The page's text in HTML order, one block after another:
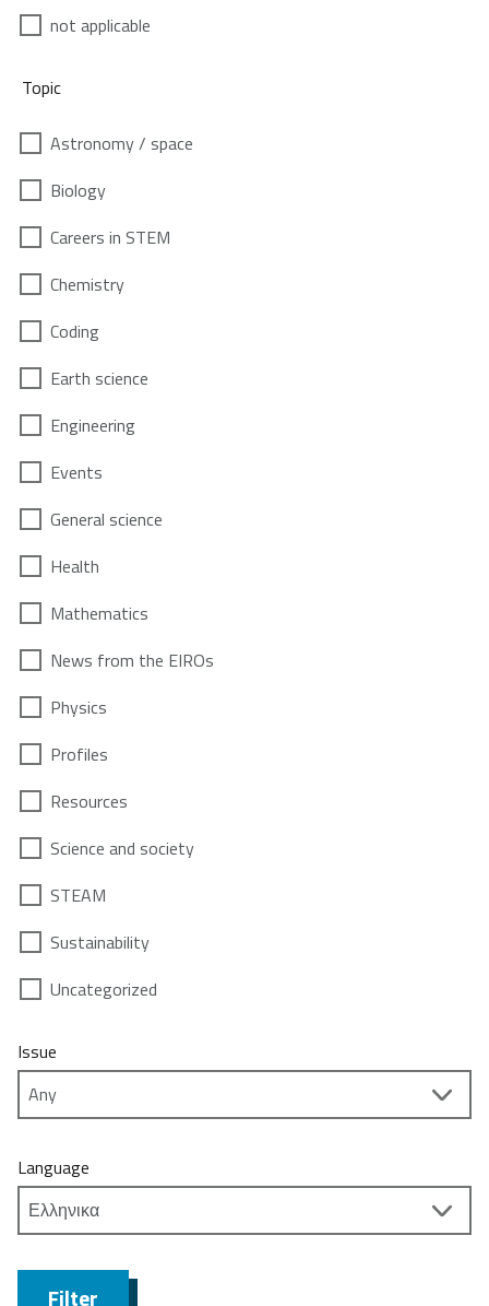
not applicable
Topic
Astronomy / space
Biology
Careers in STEM
Chemistry
Coding
Earth science
Engineering
Events
General science
Health
Mathematics
News from the EIROs
Physics
Profiles
Resources
Science and society
STEAM
Sustainability
Uncategorized
Issue
Language
Filter